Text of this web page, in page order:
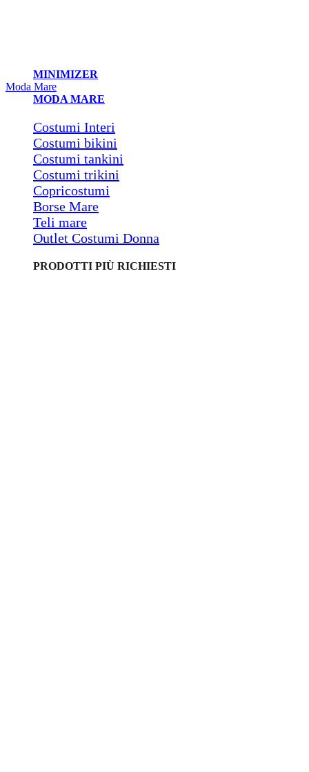
MINIMIZER
Moda Mare
MODA MARE
Costumi Interi
Costumi bikini
Costumi tankini
Costumi trikini
Copricostumi
Borse Mare
Teli mare
Outlet Costumi Donna
PRODOTTI PIÙ RICHIESTI